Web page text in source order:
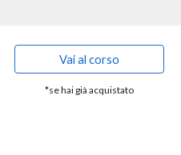
Vai al corso
*se hai già acquistato